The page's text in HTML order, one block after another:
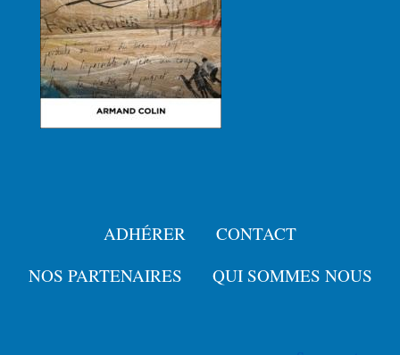
Pied
ADHÉRER
CONTACT
NOS PARTENAIRES
QUI SOMMES NOUS